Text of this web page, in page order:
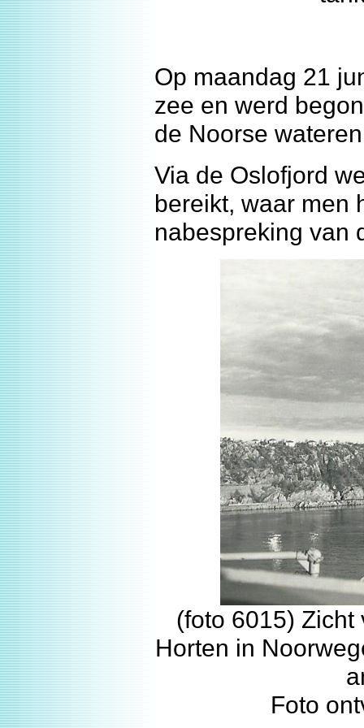
Op maandag 21
zee en werd
de Noorse
Via de Oslofjord
bereikt, waar men
nabespreking van
(foto 6015)
Horten in
Foto